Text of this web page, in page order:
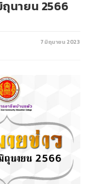
นายน 2566
7 มิถุนายน 2023